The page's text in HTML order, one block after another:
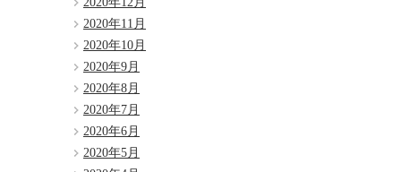
2020年11月
2020年10月
2020年9月
2020年8月
2020年7月
2020年6月
2020年5月